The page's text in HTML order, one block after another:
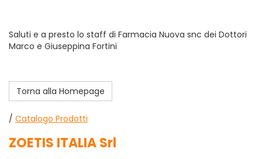
Saluti e a presto lo staff di Farmacia Nuova snc dei Dottori
Marco e Giuseppina Fortini
Torna alla Homepage
/ Catalogo Prodotti
ZOETIS ITALIA Srl